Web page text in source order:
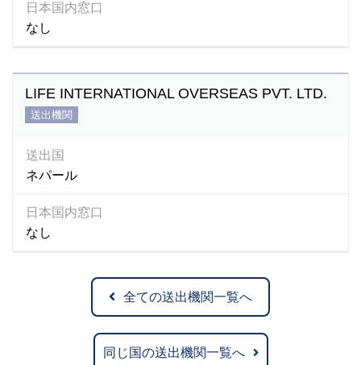
日本国内窓口
なし
LIFE INTERNATIONAL OVERSEAS PVT. LTD.
送出機関
送出国
ネパール
日本国内窓口
なし
全ての送出機関一覧へ
同じ国の送出機関一覧へ